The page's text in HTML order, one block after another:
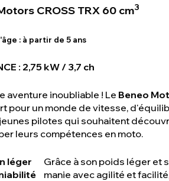
CROSS TRX 60 cm3
: à partir de 5 ans
: 2,75 kW / 3,7 ch
aventure inoubliable ! Le Beneo
pour un monde de vitesse,
pilotes qui souhaitent
leurs compétences en moto.
léger
Grâce à son poids léger et
manie avec agilité et